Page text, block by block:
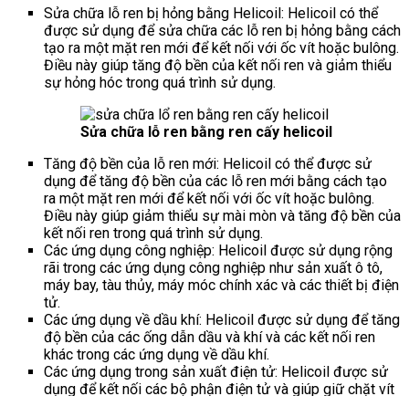
Sửa chữa lỗ ren bị hỏng bằng Helicoil: Helicoil có thể
được sử dụng để sửa chữa các lỗ ren bị hỏng bằng cách
tạo ra một mặt ren mới để kết nối với ốc vít hoặc bulông.
Điều này giúp tăng độ bền của kết nối ren và giảm thiểu
sự hỏng hóc trong quá trình sử dụng.
Sửa chữa lỗ ren bằng ren cấy helicoil
Tăng độ bền của lỗ ren mới: Helicoil có thể được sử
dụng để tăng độ bền của các lỗ ren mới bằng cách tạo
ra một mặt ren mới để kết nối với ốc vít hoặc bulông.
Điều này giúp giảm thiểu sự mài mòn và tăng độ bền của
kết nối ren trong quá trình sử dụng.
Các ứng dụng công nghiệp: Helicoil được sử dụng rộng
rãi trong các ứng dụng công nghiệp như sản xuất ô tô,
máy bay, tàu thủy, máy móc chính xác và các thiết bị điện
tử.
Các ứng dụng về dầu khí: Helicoil được sử dụng để tăng
độ bền của các ống dẫn dầu và khí và các kết nối ren
khác trong các ứng dụng về dầu khí.
Các ứng dụng trong sản xuất điện tử: Helicoil được sử
dụng để kết nối các bộ phận điện tử và giúp giữ chặt vít